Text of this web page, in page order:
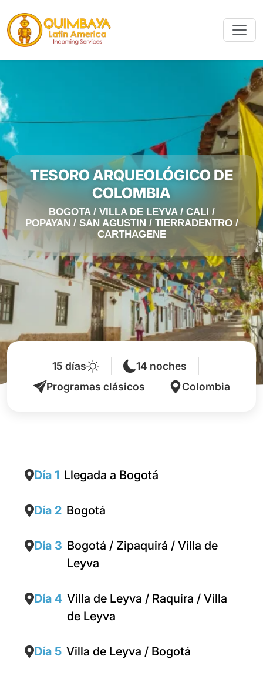
TESORO ARQUEOLÓGICO DE
COLOMBIA
BOGOTA / VILLA DE LEYVA / CALI /
POPAYAN / SAN AGUSTIN / TIERRADENTRO /
CARTHAGENE
15 días
14 noches
Programas clásicos
Colombia
Día 1 Llegada a Bogotá
Día 2 Bogotá
Día 3 Bogotá / Zipaquirá / Villa de
Leyva
Día 4 Villa de Leyva / Raquira / Villa
de Leyva
Día 5 Villa de Leyva / Bogotá